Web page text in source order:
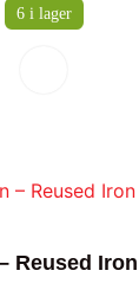
6 i lager
Reused